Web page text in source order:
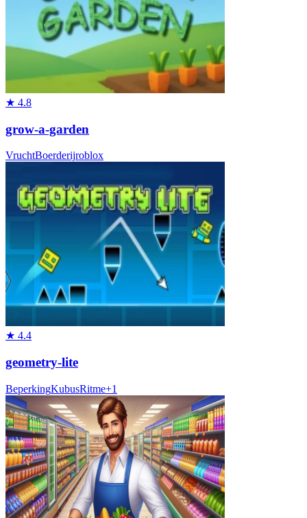
★ 4.8
grow-a-garden
VruchtBoerderijroblox
★ 4.4
geometry-lite
BeperkingKubusRitme+1